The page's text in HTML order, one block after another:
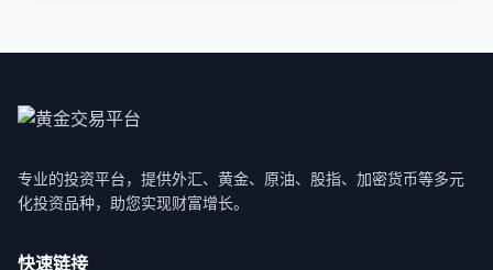
专业的投资平台，提供外汇、黄金、原油、股指、加密货币等多元
化投资品种，助您实现财富增长。
快速链接